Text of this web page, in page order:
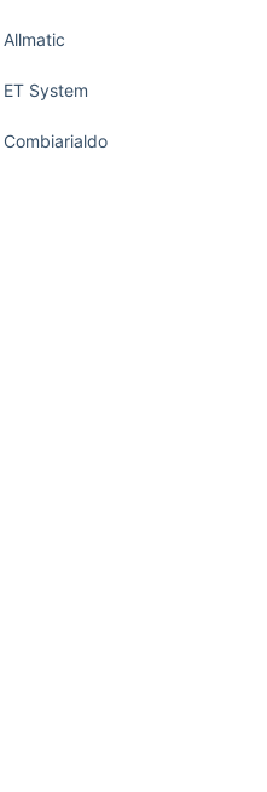
Allmatic
ET System
Combiarialdo